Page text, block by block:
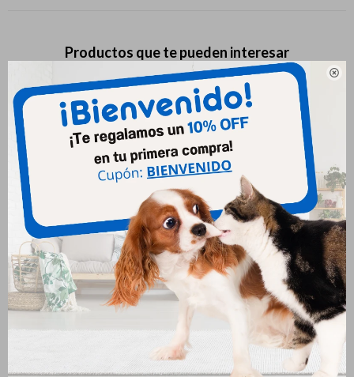

Productos que te pueden interesar
Prednovet (blister 10
Comprimidos)
Dexa 30 Tabletas
$ 476